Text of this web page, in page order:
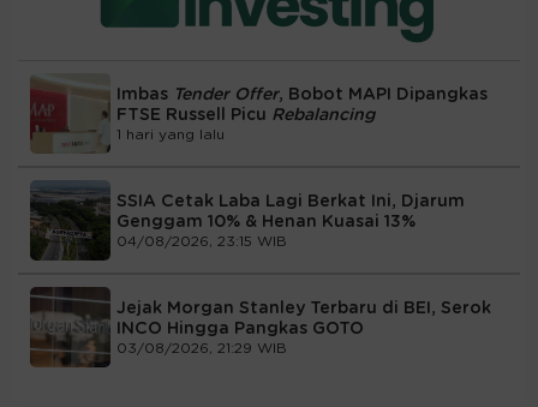
Imbas Tender Offer, Bobot MAPI Dipangkas
FTSE Russell Picu Rebalancing
1 hari yang lalu
SSIA Cetak Laba Lagi Berkat Ini, Djarum
Genggam 10% & Henan Kuasai 13%
04/08/2026, 23:15 WIB
Jejak Morgan Stanley Terbaru di BEI, Serok
INCO Hingga Pangkas GOTO
03/08/2026, 21:29 WIB